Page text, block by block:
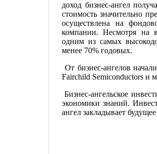
доход бизнес-ангел
стоимость значительно
осуществлена на
компании. Несмотря на
одним из самых
менее 70% годовых.
От бизнес-ангелов
Fairchild Semiconductors и
Бизнес-ангельское
экономики знаний.
ангел закладывает